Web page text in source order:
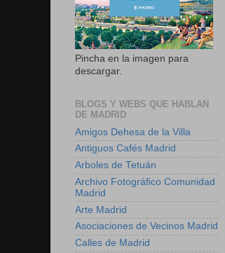
Pincha en la imagen para
descargar.
BLOGS Y WEBS QUE HABLAN
DE MADRID
Amigos Dehesa de la Villa
Antiguos Cafés Madrid
Arboles de Tetuán
Archivo Fotográfico Comunidad
Madrid
Arte Madrid
Asociaciones de Vecinos Madrid
Calles de Madrid